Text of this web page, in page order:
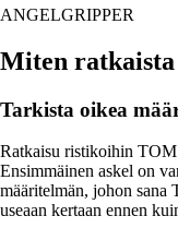
ANGELGRIPPER
Miten
Tarkista oikea
Ratkaisu ristikoihin
Ensimmäinen askel on
määritelmän, johon
useaan kertaan ennen